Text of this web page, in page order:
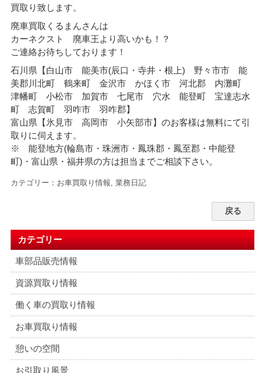
買取り致します。
廃車買取くるまんさんは
カーネクスト 廃車王より高いかも！？
ご連絡お待ちしております！
石川県【白山市 能美市(辰口・寺井・根上) 野々市市 能
美郡川北町 鶴来町 金沢市 かほく市 河北郡 内灘町
津幡町 小松市 加賀市 七尾市 穴水 能登町 宝達志水
町 志賀町 羽咋市 羽咋郡】
富山県【氷見市 高岡市 小矢部市】のお客様は無料にて引
取りに伺えます。
※ 能登地方(輪島市・珠洲市・ 鳳珠郡・鳳至郡・中能登
町)・富山県・福井県の方は担当までご相談下さい。
カテゴリー： お車買取り情報, 業務日記
戻る
カテゴリー
車部品販売情報
資源買取り情報
働く車の買取り情報
お車買取り情報
憩いの空間
お引取り風景